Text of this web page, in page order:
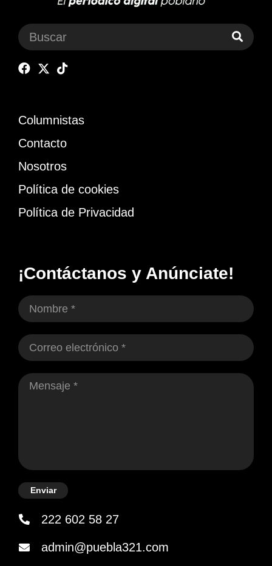
Columnistas
Contacto
Nosotros
Política de cookies
Política de Privacidad
¡Contáctanos y Anúnciate!
Enviar
222 602 58 27
admin@puebla321.com